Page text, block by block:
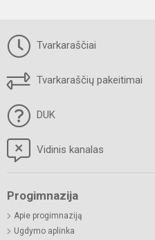
Tvarkaraščiai
Tvarkaraščių pakeitimai
DUK
Vidinis kanalas
Progimnazija
Apie progimnaziją
Ugdymo aplinka